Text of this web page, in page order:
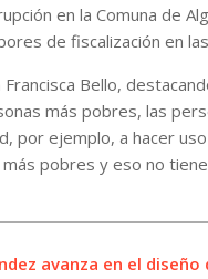
en la Comuna de
de fiscalización en
Bello,
más pobres, las
por ejemplo, a hacer
pobres y eso no
avanza en el